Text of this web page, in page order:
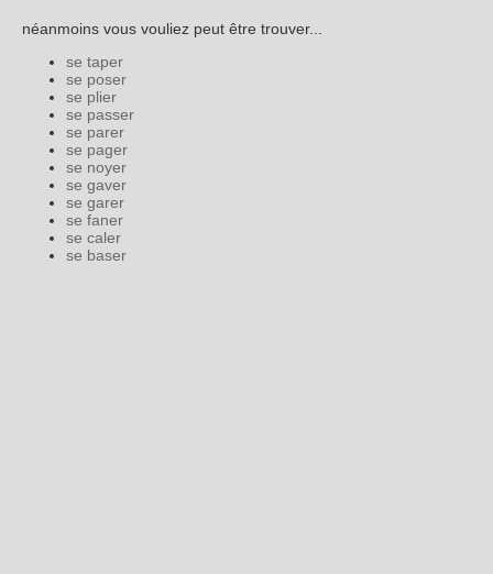
néanmoins vous vouliez peut être trouver...
se taper
se poser
se plier
se passer
se parer
se pager
se noyer
se gaver
se garer
se faner
se caler
se baser